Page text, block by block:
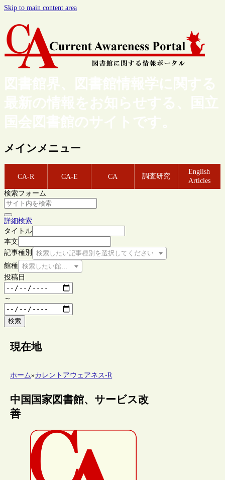
Skip to main content area
図書館界、図書館情報学に関する
最新の情報をお知らせする、国立
国会図書館のサイトです。
メインメニュー
CA-R CA-E CA 調査研究
English
Articles
検索フォーム
詳細検索
タイトル
本文
記事種別
検索したい記事種別を選択してください
館種 検索したい館種を選択してください
投稿日
～
検索
現在地
ホーム»カレントアウェアネス-R
中国国家図書館、サービス改
善